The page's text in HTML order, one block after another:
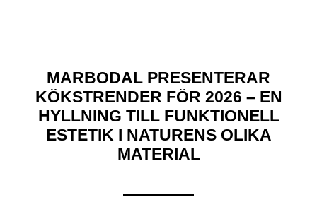
MARBODAL PRESENTERAR
KÖKSTRENDER FÖR 2026 – EN
HYLLNING TILL FUNKTIONELL
ESTETIK I NATURENS OLIKA
MATERIAL​​​​​​